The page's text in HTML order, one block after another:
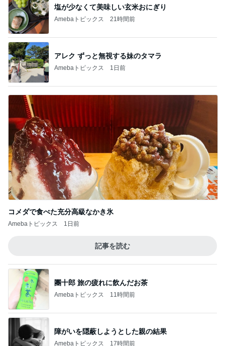
塩が少なくて美味しい玄米おにぎり
Amebaトピックス 21時間前
アレク ずっと無視する妹のタマラ
Amebaトピックス 1日前
コメダで食べた充分高級なかき氷
Amebaトピックス 1日前
記事を読む
團十郎 旅の疲れに飲んだお茶
Amebaトピックス 11時間前
障がいを隠蔽しようとした親の結果
Amebaトピックス 17時間前